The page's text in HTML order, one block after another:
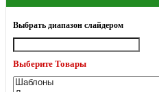
Выбрать диапазон слайдером
Выберите Товары